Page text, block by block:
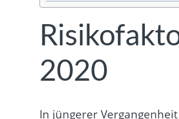
2020
In jüngerer